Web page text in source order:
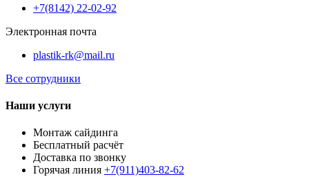
+7(8142) 22-02-92
Электронная почта
plastik-rk@mail.ru
Все сотрудники
Наши услуги
Монтаж сайдинга
Бесплатный расчёт
Доставка по звонку
Горячая линия +7(911)403-82-62